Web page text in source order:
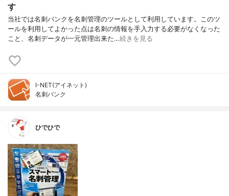
す
当社では名刺バンクを名刺管理のツールとして利用しています。このツ
ールを利用してよかった点は名刺の情報を手入力する必要がなくなった
こと、名刺データが一元管理出来た…続きを見る
I-NET(アイネット)
名刺バンク
ひでひで